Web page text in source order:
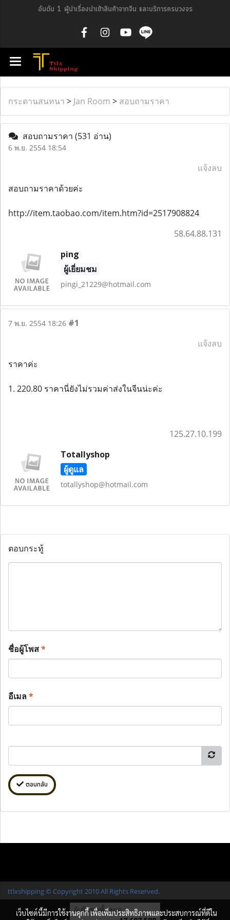
อันดับ 1 ผู้นำเรื่องนำเข้าสินค้าจากจีน และบริการครบวงจร
กระดานสนทนา > Jan Room > สอบถามราคา
สอบถามราคา (531 อ่าน)
6 พ.ย. 2554 18:54
แจ้งลบ
สอบถามราคาด้วยค่ะ
http://item.taobao.com/item.htm?id=2517908824
58.64.88.131
ping
ผู้เยี่ยมชม
pingi_21229@hotmail.com
7 พ.ย. 2554 18:26 #1
แจ้งลบ
ราคาค่ะ
1. 220.80 ราคานี่ยังไม่รวมค่าส่งในจีนน่ะค่ะ
125.27.10.199
Totallyshop
ผู้ดูแล
totallyshop@hotmail.com
ตอบกระทู้
ชื่อผู้โพส*
อีเมล*
ตอบกลับ
ttlxshipping © Copyright 2010 All Rights Reserved.
ผู้เข้าชมทั้งหมด
เว็บไซต์นี้มีการใช้งานคุกกี้ เพื่อเพิ่มประสิทธิภาพและประสบการณ์ที่ดีใน